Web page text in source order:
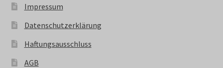
Impressum
Datenschutzerklärung
Haftungsausschluss
AGB